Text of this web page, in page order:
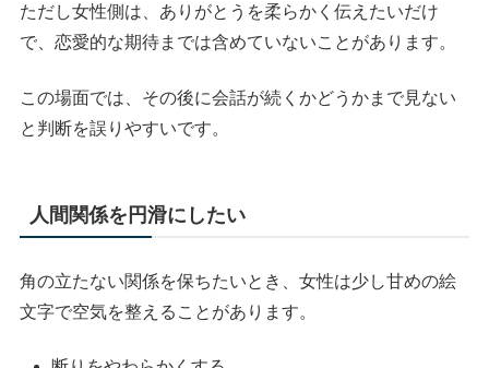
ただし女性側は、ありがとうを柔らかく伝えたいだけ
で、恋愛的な期待までは含めていないことがあります。
この場面では、その後に会話が続くかどうかまで見ない
と判断を誤りやすいです。
人間関係を円滑にしたい
角の立たない関係を保ちたいとき、女性は少し甘めの絵
文字で空気を整えることがあります。